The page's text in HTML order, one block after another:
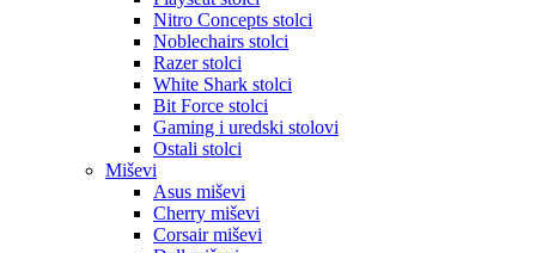
Nitro Concepts stolci
Noblechairs stolci
Razer stolci
White Shark stolci
Bit Force stolci
Gaming i uredski stolovi
Ostali stolci
Miševi
Asus miševi
Cherry miševi
Corsair miševi